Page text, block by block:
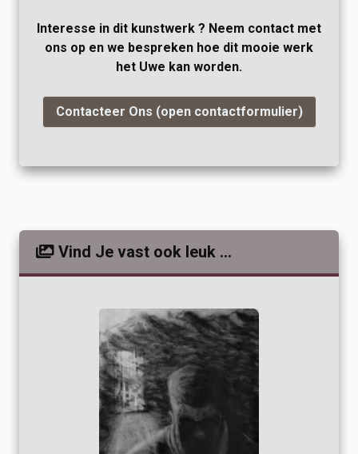
Interesse in dit kunstwerk ? Neem contact met
ons op en we bespreken hoe dit mooie werk
het Uwe kan worden.
Contacteer Ons (open contactformulier)
Vind Je vast ook leuk ...